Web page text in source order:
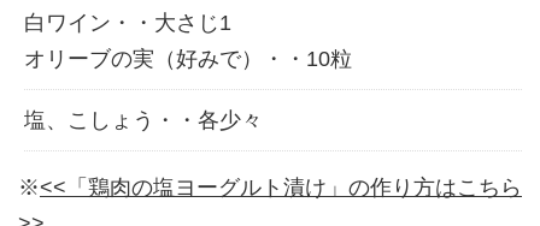
白ワイン・・大さじ1
オリーブの実（好みで）・・10粒
塩、こしょう・・各少々
※<<「鶏肉の塩ヨーグルト漬け」の作り方はこちら